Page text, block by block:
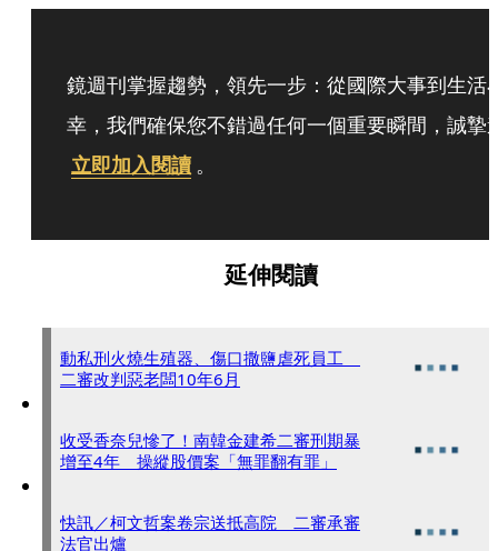
鏡週刊掌握趨勢，領先一步：從國際大事到生活
幸，我們確保您不錯過任何一個重要瞬間，誠摯
立即加入閱讀 。
延伸閱讀
動私刑火燒生殖器、傷口撒鹽虐死員工
二審改判惡老闆10年6月
收受香奈兒慘了！南韓金建希二審刑期暴
增至4年 操縱股價案「無罪翻有罪」
快訊／柯文哲案卷宗送抵高院 二審承審
法官出爐